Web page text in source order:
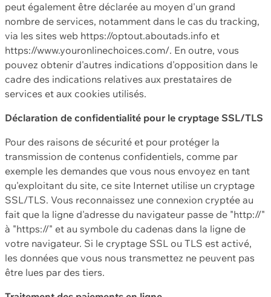
peut également être déclarée au moyen d'un grand
nombre de services, notamment dans le cas du tracking,
via les sites web https://optout.aboutads.info et
https://www.youronlinechoices.com/. En outre, vous
pouvez obtenir d'autres indications d'opposition dans le
cadre des indications relatives aux prestataires de
services et aux cookies utilisés.
Déclaration de confidentialité pour le cryptage SSL/TLS
Pour des raisons de sécurité et pour protéger la
transmission de contenus confidentiels, comme par
exemple les demandes que vous nous envoyez en tant
qu'exploitant du site, ce site Internet utilise un cryptage
SSL/TLS. Vous reconnaissez une connexion cryptée au
fait que la ligne d'adresse du navigateur passe de "http://"
à "https://" et au symbole du cadenas dans la ligne de
votre navigateur. Si le cryptage SSL ou TLS est activé,
les données que vous nous transmettez ne peuvent pas
être lues par des tiers.